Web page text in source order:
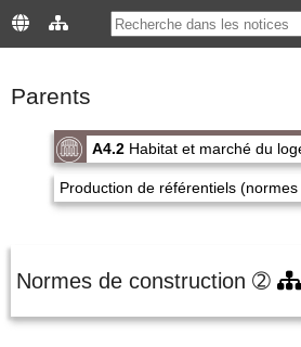
Parents
A4.2 Habitat et marché du
Production de référentiels
Normes de construction ➁